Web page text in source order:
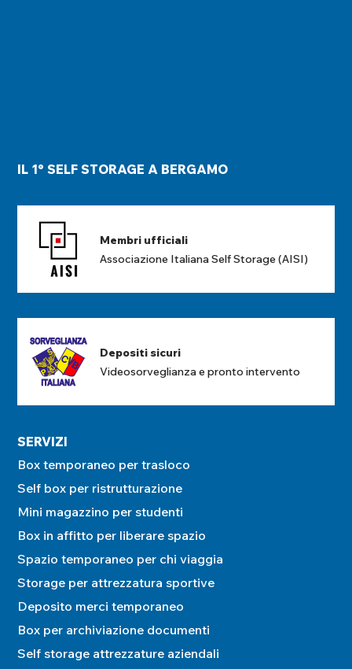
SERVIZI
Box temporaneo per trasloco
Self box per ristrutturazione
Mini magazzino per studenti
Box in affitto per liberare spazio
Spazio temporaneo per chi viaggia
Storage per attrezzatura sportive
Deposito merci temporaneo
Box per archiviazione documenti
Self storage attrezzature aziendali
IL 1° SELF STORAGE A BERGAMO
Membri ufficiali
Associazione Italiana Self Storage (AISI)
Depositi sicuri
Videosorveglianza e pronto intervento